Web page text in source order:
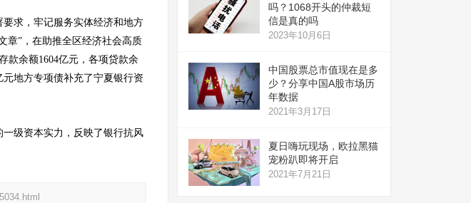
求，牢记服务实体经济和地方
章”，在助推全区经济社会高质
款余额1604亿元，各项贷款余
地方专项债补充了宁夏银行资
级资本实力，反映了银行抗风
吗？1068开头的仲裁短
信是真的吗
2023年10月6日
中国股票总市值现在是多
少？分享中国A股市场历
年数据
2021年3月17日
夏日嗨玩现场，欧拉黑猫
宠粉趴即将开启
2021年7月21日